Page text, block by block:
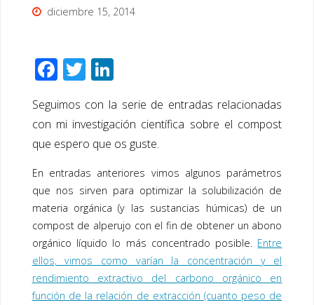
diciembre 15, 2014
F
e
b
o
o
k
T
tt
er
Li
k
e
dI
n
Seguimos con la serie de entradas relacionadas
con mi investigación científica sobre el compost
que espero que os guste.
En entradas anteriores vimos algunos parámetros
que nos sirven para optimizar la solubilización de
materia orgánica (y las sustancias húmicas) de un
compost de alperujo con el fin de obtener un abono
orgánico líquido lo más concentrado posible. Entre
ellos, vimos como varían la concentración y el
rendimiento extractivo del carbono orgánico en
función de la relación de extracción (cuanto peso de